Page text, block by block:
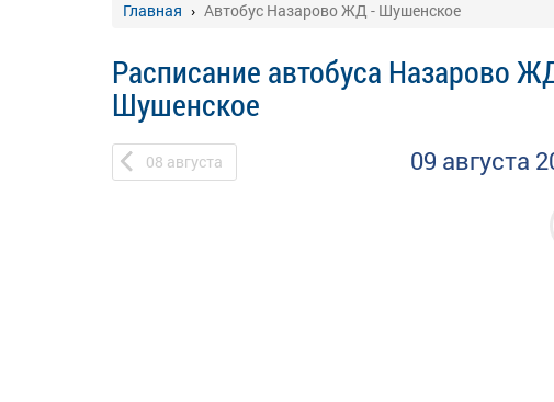
Главная Автобус Назарово ЖД - Шушенское
Расписание автобуса Назарово
Шушенское
08 августа 09 августа